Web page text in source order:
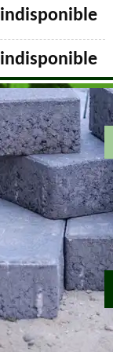
indisponible
indisponible